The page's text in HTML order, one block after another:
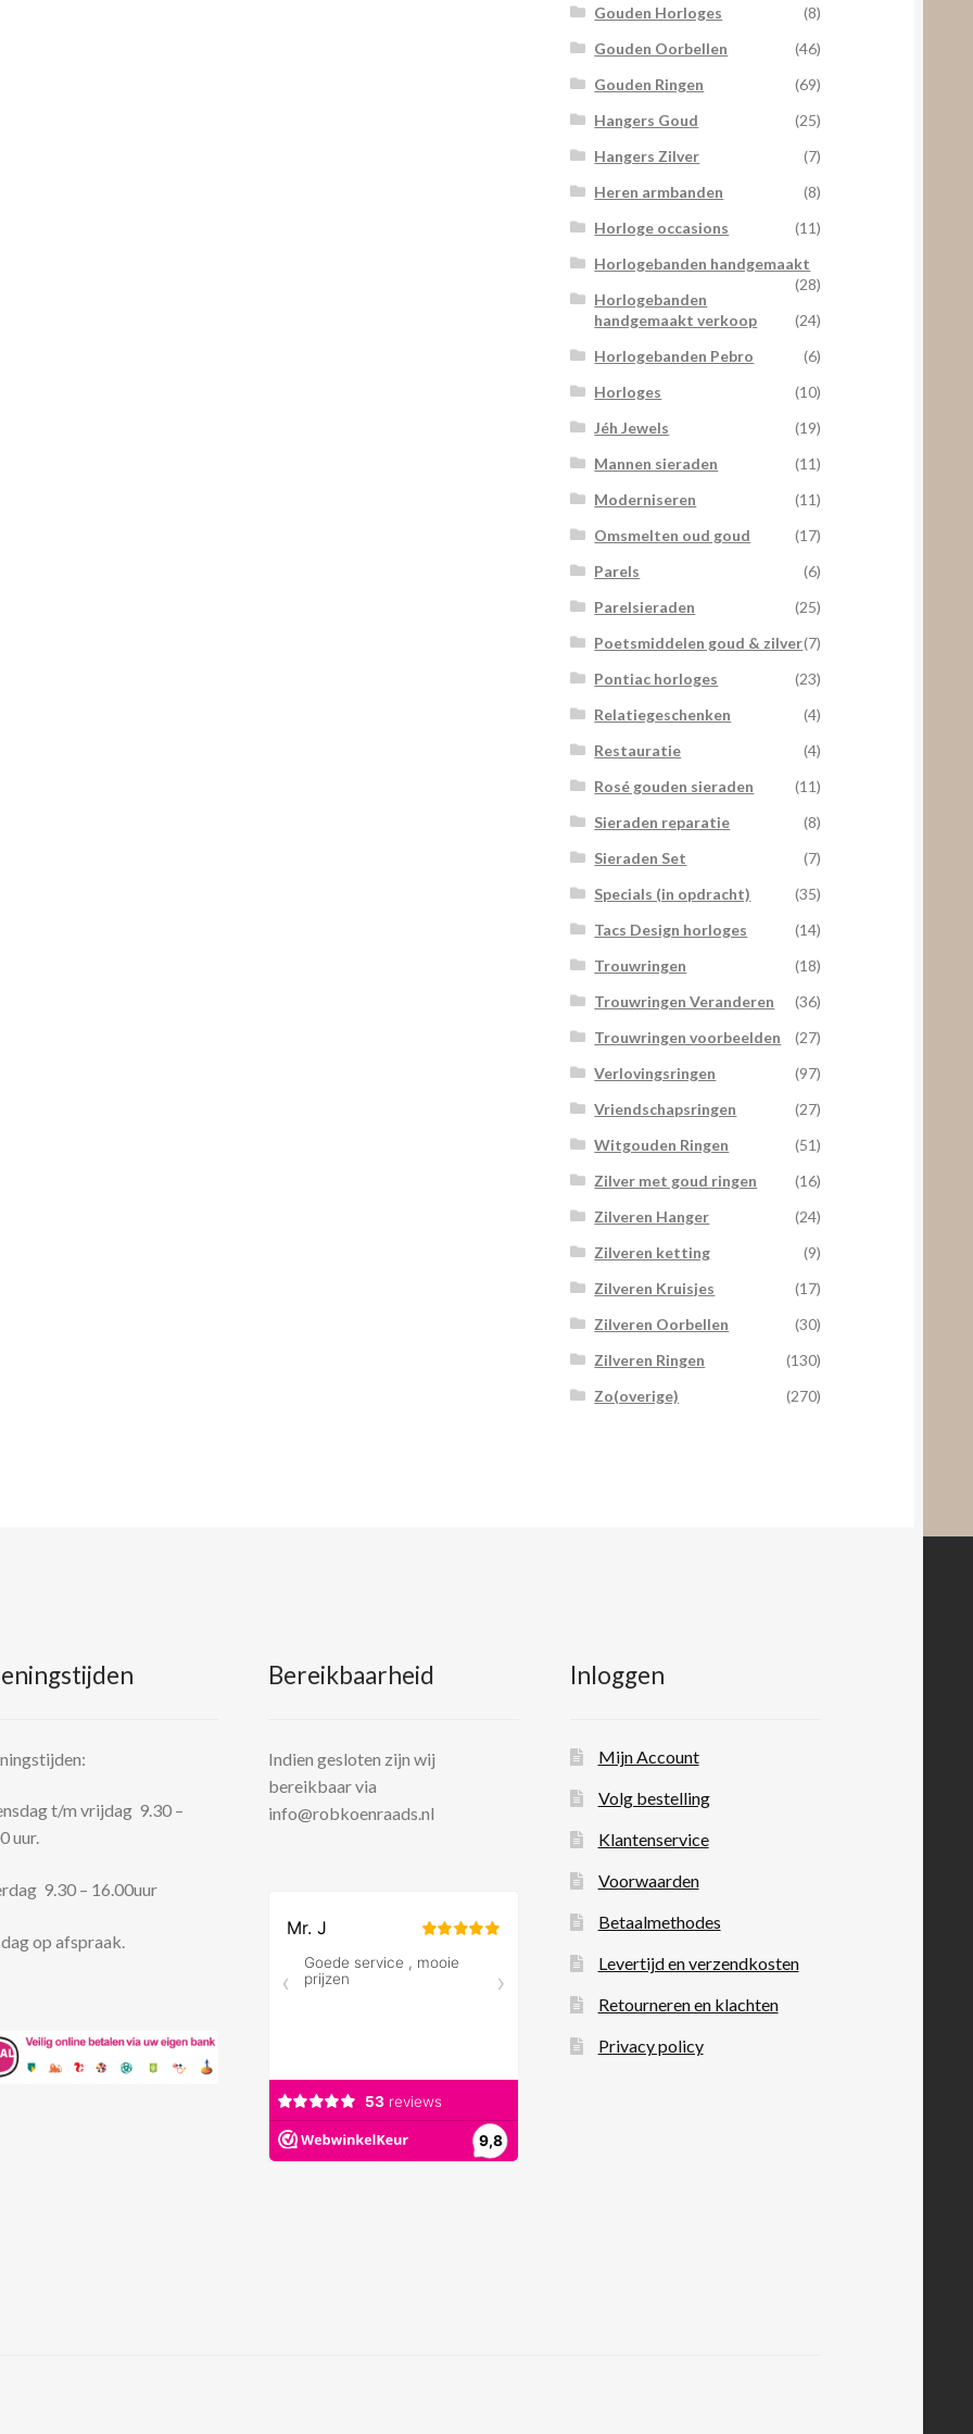
Gouden Horloges
(8)
Gouden Oorbellen
(46)
Gouden Ringen
(69)
Hangers Goud
(25)
Hangers Zilver
(7)
Heren armbanden
(8)
Horloge occasions
(11)
Horlogebanden handgemaakt
(28)
Horlogebanden
handgemaakt verkoop
(24)
Horlogebanden Pebro
(6)
Horloges
(10)
Jéh Jewels
(19)
Mannen sieraden
(11)
Moderniseren
(11)
Omsmelten oud goud
(17)
Parels
(6)
Parelsieraden
(25)
Poetsmiddelen goud & zilver(7)
Pontiac horloges
(23)
Relatiegeschenken
(4)
Restauratie
(4)
Rosé gouden sieraden
(11)
Sieraden reparatie
(8)
Sieraden Set
(7)
Specials (in opdracht)
(35)
Tacs Design horloges
(14)
Trouwringen
(18)
Trouwringen Veranderen
(36)
Trouwringen voorbeelden
(27)
Verlovingsringen
(97)
Vriendschapsringen
(27)
Witgouden Ringen
(51)
Zilver met goud ringen
(16)
Zilveren Hanger
(24)
Zilveren ketting
(9)
Zilveren Kruisjes
(17)
Zilveren Oorbellen
(30)
Zilveren Ringen
(130)
Zo(overige)
(270)
t/m vrijdag 9.30 –
uur.
9.30 – 16.00uur
op afspraak.
Bereikbaarheid
Indien gesloten zijn wij
bereikbaar via
info@robkoenraads.nl
Inloggen
Mijn Account
Volg bestelling
Klantenservice
Voorwaarden
Betaalmethodes
Levertijd en verzendkosten
Retourneren en klachten
Privacy policy